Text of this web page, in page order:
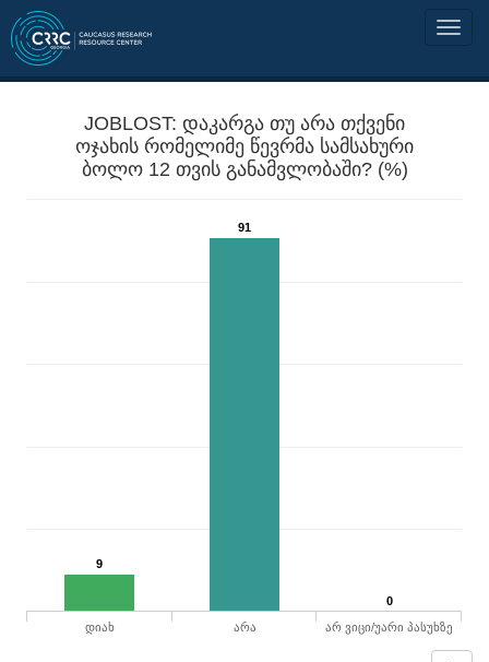
JOBLOST: დაკარგა თუ არა თქვენი
ოჯახის რომელიმე წევრმა სამსახური
ბოლო 12 თვის განამვლობაში? (%)
9
91
0
დიახ არა არ ვიცი/უარი პასუხზე